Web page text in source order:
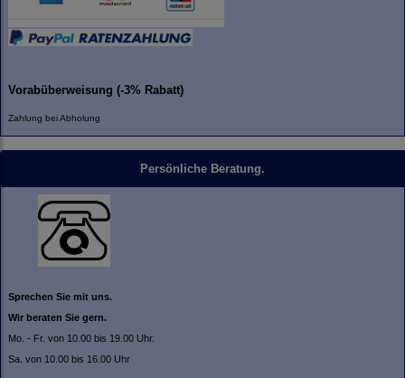
Vorabüberweisung (-3% Rabatt)
Zahlung bei Abholung
Persönliche Beratung.
Sprechen Sie mit uns.
Wir beraten Sie gern.
Mo. - Fr. von 10.00 bis 19.00 Uhr.
Sa. von 10.00 bis 16.00 Uhr